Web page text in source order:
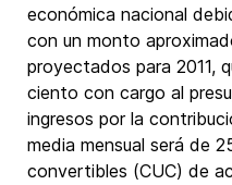
económica nacional
con un monto
proyectados para 2011,
ciento con cargo al
ingresos por la
media mensual será de
convertibles (CUC) de